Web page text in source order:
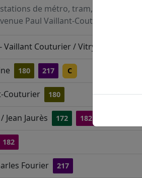
de métro, tram, RER et
Paul Vaillant-Couturier).
Vaillant Couturier / Vitry-sur-Seine
180 217 C
Couturier 180
Jean Jaurès 172 182
182
Fourier 217